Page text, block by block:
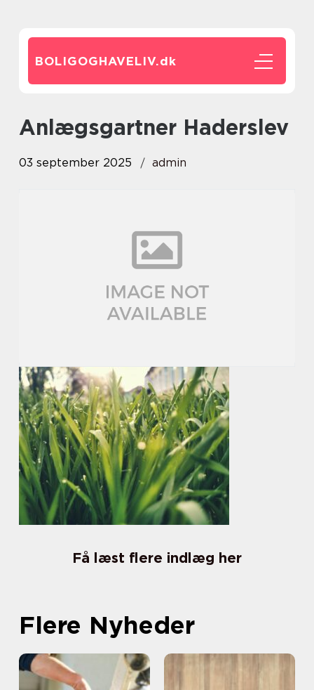
BOLIGOGHAVELIV.dk
anlægsgartner Haderslev
03 september 2025 admin
Få læst flere indlæg her
Flere Nyheder